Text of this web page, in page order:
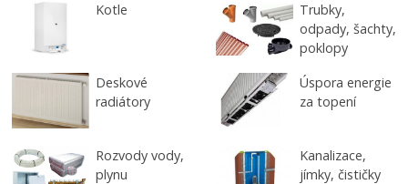
Kotle
Trubky,
odpady, šachty,
poklopy
Deskové
radiátory
Úspora energie
za topení
Rozvody vody,
plynu
Kanalizace,
jímky, čističky